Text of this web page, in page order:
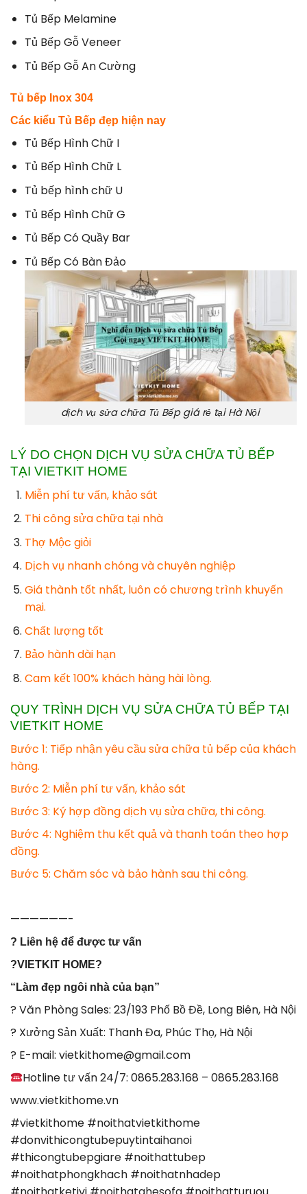
Tủ Bếp Melamine
Tủ Bếp Gỗ Veneer
Tủ Bếp Gỗ An Cường
Tủ bếp Inox 304
Các kiểu Tủ Bếp đẹp hiện nay
Tủ Bếp Hình Chữ I
Tủ Bếp Hình Chữ L
Tủ bếp hình chữ U
Tủ Bếp Hình Chữ G
Tủ Bếp Có Quầy Bar
Tủ Bếp Có Bàn Đảo
dịch vụ sửa chữa Tủ Bếp giá rẻ tại Hà Nội
LÝ DO CHỌN DỊCH VỤ SỬA CHỮA TỦ BẾP
TẠI VIETKIT HOME
Miễn phí tư vấn, khảo sát
Thi công sửa chữa tại nhà
Thợ Mộc giỏi
Dịch vụ nhanh chóng và chuyên nghiệp
Giá thành tốt nhất, luôn có chương trình khuyến
mại.
Chất lượng tốt
Bảo hành dài hạn
Cam kết 100% khách hàng hài lòng.
QUY TRÌNH DỊCH VỤ SỬA CHỮA TỦ BẾP TẠI
VIETKIT HOME
Bước 1: Tiếp nhận yêu cầu sửa chữa tủ bếp của khách
hàng.
Bước 2: Miễn phí tư vấn, khảo sát
Bước 3: Ký hợp đồng dịch vụ sửa chữa, thi công.
Bước 4: Nghiệm thu kết quả và thanh toán theo hợp
đồng.
Bước 5: Chăm sóc và bảo hành sau thi công.
——————-
? Liên hệ để được tư vấn
?VIETKIT HOME?
“Làm đẹp ngôi nhà của bạn”
? Văn Phòng Sales: 23/193 Phố Bồ Đề, Long Biên, Hà Nội
? Xưởng Sản Xuất: Thanh Đa, Phúc Thọ, Hà Nội
? E-mail: vietkithome@gmail.com
Hotline tư vấn 24/7: 0865.283.168 – 0865.283.168
www.vietkithome.vn
#vietkithome #noithatvietkithome
#donvithicongtubepuytintaihanoi
#thicongtubepgiare #noithattubep
#noithatphongkhach #noithatnhadep